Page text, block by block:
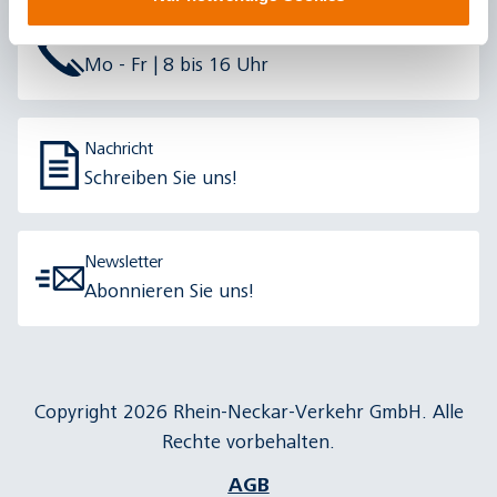
Mo - Fr | 8 bis 16 Uhr
Nachricht
Schreiben Sie uns!
Newsletter
Abonnieren Sie uns!
Copyright 2026 Rhein-Neckar-Verkehr GmbH. Alle
Rechte vorbehalten.
AGB